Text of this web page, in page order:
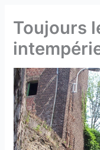
Toujours